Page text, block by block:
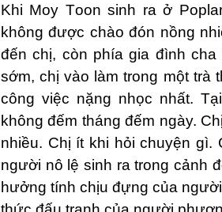
Khi Moy Toonsinh ra ở
không được chào đón nồng
đến chị, còn phía gia đình
sớm, chị vào làm trong một trà
công việc nặng nhọc nhất.
không đếm tháng đếm ngày.
nhiều. Chị ít khi hỏi chuyện
người nô lệ sinh ra trong cảnh
hưởng tính chịu đựng của